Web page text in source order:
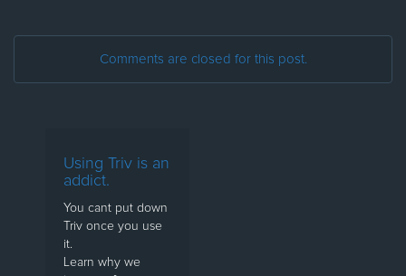
Comments are closed for this post.
Using Triv is an
addict.
You cant put down
Triv once you use
it.
Learn why we